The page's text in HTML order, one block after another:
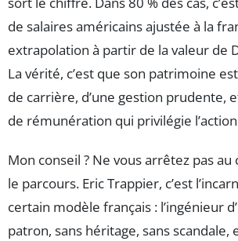
de salaires américains ajustée à la
extrapolation à partir de la valeur de
La vérité, c’est que son patrimoine
de carrière, d’une gestion prudente,
de rémunération qui privilégie
Mon conseil ? Ne vous arrêtez pas
le parcours. Eric Trappier, c’est
certain modèle français : l’ingénieur
patron, sans héritage, sans scandale,